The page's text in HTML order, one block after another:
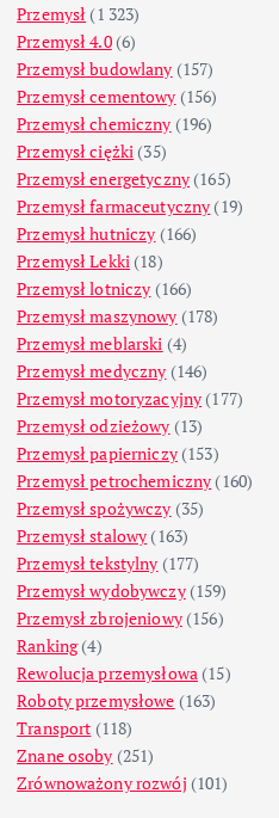
Przemysł (1 323)
Przemysł 4.0(6)
Przemysł budowlany (157)
Przemysł cementowy (156)
Przemysł chemiczny (196)
Przemysł ciężki (35)
Przemysł energetyczny (165)
Przemysł farmaceutyczny (19)
Przemysł hutniczy (166)
Przemysł Lekki (18)
Przemysł lotniczy (166)
Przemysł maszynowy (178)
Przemysł meblarski (4)
Przemysł medyczny (146)
Przemysł motoryzacyjny (177)
Przemysł odzieżowy (13)
Przemysł papierniczy(153)
Przemysł petrochemiczny (160)
Przemysł spożywczy (35)
Przemysł stalowy (163)
Przemysł tekstylny (177)
Przemysł wydobywczy(159)
Przemysł zbrojeniowy(156)
Ranking(4)
Rewolucja przemysłowa (15)
Roboty przemysłowe (163)
Transport (118)
Znane osoby (251)
Zrównoważony rozwój (101)